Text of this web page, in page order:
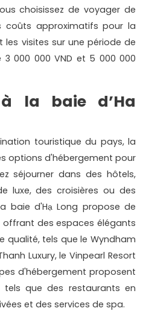
choisissez de voyager de
coûts approximatifs pour la
les visites sur une période de
000 000 VND et 5 000 000
la baie d’Ha
touristique du pays, la
options d'hébergement pour
séjourner dans des hôtels,
luxe, des croisières ou des
baie d'Hạ Long propose de
des espaces élégants
qualité, tels que le Wyndham
Luxury, le Vinpearl Resort
d'hébergement proposent
tels que des restaurants en
et des services de spa.